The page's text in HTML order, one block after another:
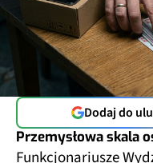
Dodaj do
Przemysłowa skala
Funkcjonariusze